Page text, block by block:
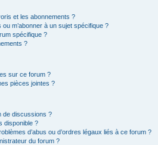
et les abonnements ?
m’abonner à un sujet spécifique ?
spécifique ?
?
sur ce forum ?
pièces jointes ?
de discussions ?
disponible ?
d’abus ou d’ordres légaux liés à ce forum ?
du forum ?